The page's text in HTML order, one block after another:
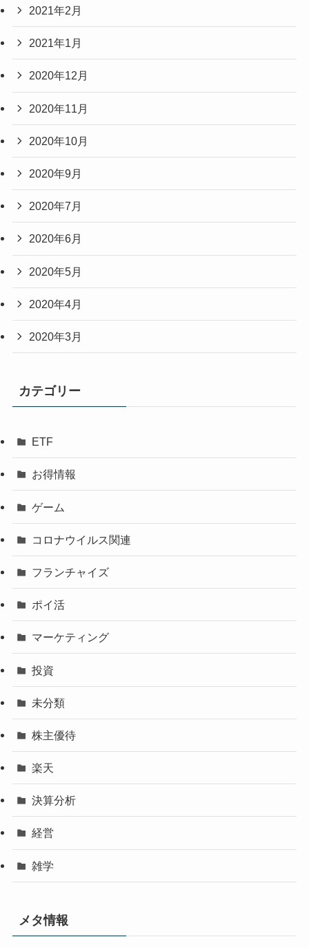
2021年2月
2021年1月
2020年12月
2020年11月
2020年10月
2020年9月
2020年7月
2020年6月
2020年5月
2020年4月
2020年3月
カテゴリー
ETF
お得情報
ゲーム
コロナウイルス関連
フランチャイズ
ポイ活
マーケティング
投資
未分類
株主優待
楽天
決算分析
経営
雑学
メタ情報